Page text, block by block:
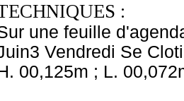
:
une feuille
Vendredi Se
00,125m ; L.